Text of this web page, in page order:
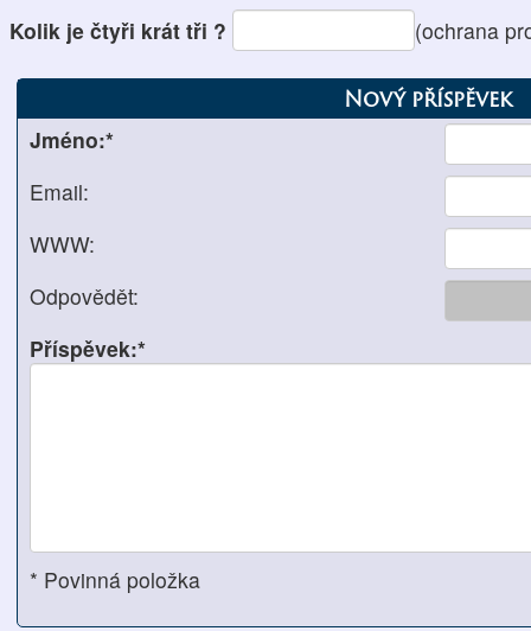
Kolik je čtyři krát tři ? (ochrana
Nový příspěvek
Jméno:*
Email:
WWW:
Odpovědět:
Příspěvek:*
* Povinná položka